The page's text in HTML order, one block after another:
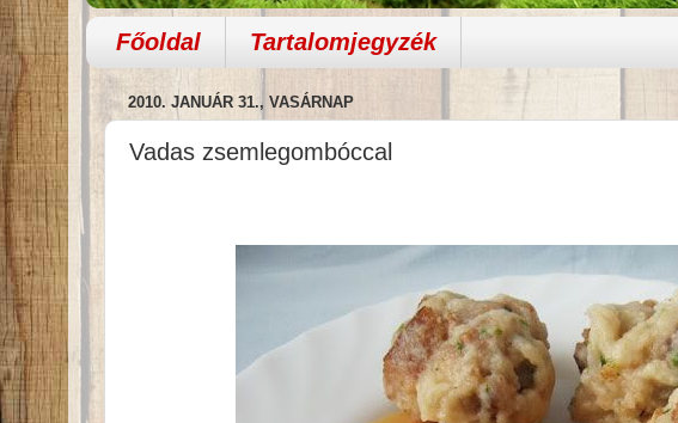
Főoldal Tartalomjegyzék
2010. JANUÁR 31., VASÁRNAP
Vadas zsemlegombóccal